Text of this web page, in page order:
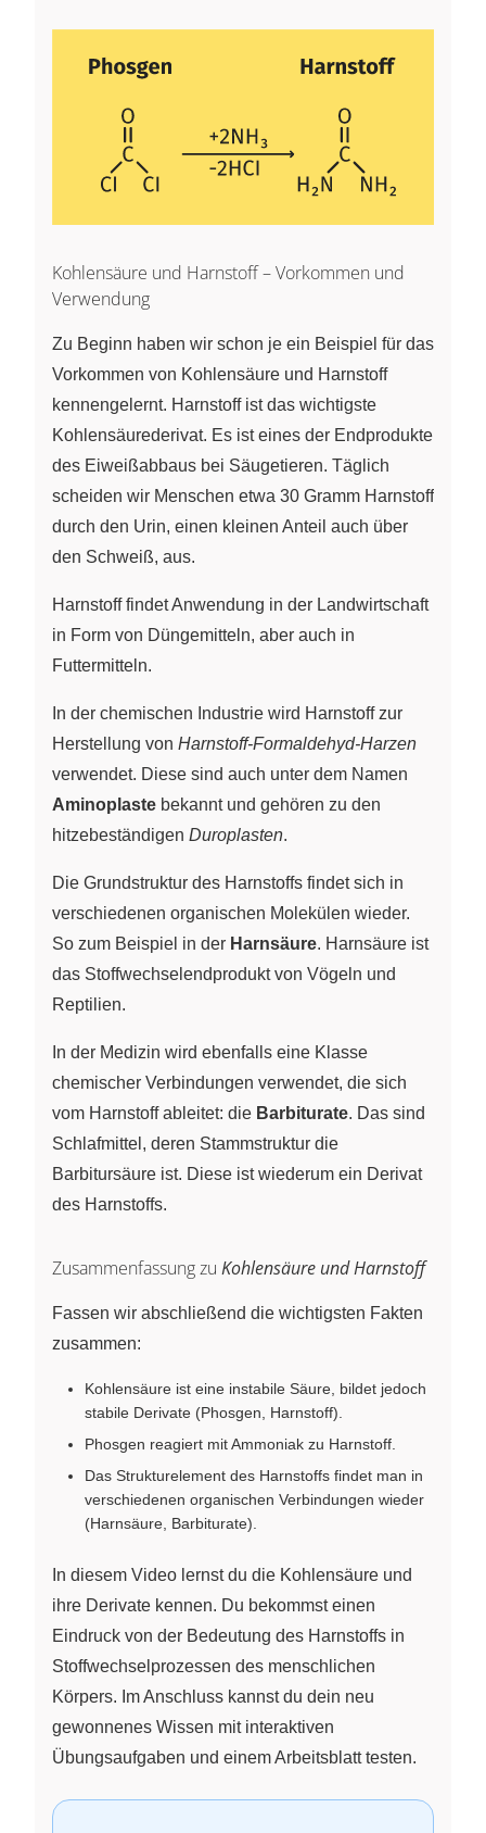
Kohlensäure und Harnstoff – Vorkommen und
Verwendung
Zu Beginn haben wir schon je ein Beispiel für das
Vorkommen von Kohlensäure und Harnstoff
kennengelernt. Harnstoff ist das wichtigste
Kohlensäurederivat. Es ist eines der Endprodukte
des Eiweißabbaus bei Säugetieren. Täglich
scheiden wir Menschen etwa 30 Gramm Harnstoff
durch den Urin, einen kleinen Anteil auch über
den Schweiß, aus.
Harnstoff findet Anwendung in der Landwirtschaft
in Form von Düngemitteln, aber auch in
Futtermitteln.
In der chemischen Industrie wird Harnstoff zur
Herstellung von Harnstoff-Formaldehyd-Harzen
verwendet. Diese sind auch unter dem Namen
Aminoplaste bekannt und gehören zu den
hitzebeständigen Duroplasten.
Die Grundstruktur des Harnstoffs findet sich in
verschiedenen organischen Molekülen wieder.
So zum Beispiel in der Harnsäure. Harnsäure ist
das Stoffwechselendprodukt von Vögeln und
Reptilien.
In der Medizin wird ebenfalls eine Klasse
chemischer Verbindungen verwendet, die sich
vom Harnstoff ableitet: die Barbiturate. Das sind
Schlafmittel, deren Stammstruktur die
Barbitursäure ist. Diese ist wiederum ein Derivat
des Harnstoffs.
Zusammenfassung zu Kohlensäure und Harnstoff
Fassen wir abschließend die wichtigsten Fakten
zusammen:
Kohlensäure ist eine instabile Säure, bildet jedoch
stabile Derivate (Phosgen, Harnstoff).
Phosgen reagiert mit Ammoniak zu Harnstoff.
Das Strukturelement des Harnstoffs findet man in
verschiedenen organischen Verbindungen wieder
(Harnsäure, Barbiturate).
In diesem Video lernst du die Kohlensäure und
ihre Derivate kennen. Du bekommst einen
Eindruck von der Bedeutung des Harnstoffs in
Stoffwechselprozessen des menschlichen
Körpers. Im Anschluss kannst du dein neu
gewonnenes Wissen mit interaktiven
Übungsaufgaben und einem Arbeitsblatt testen.